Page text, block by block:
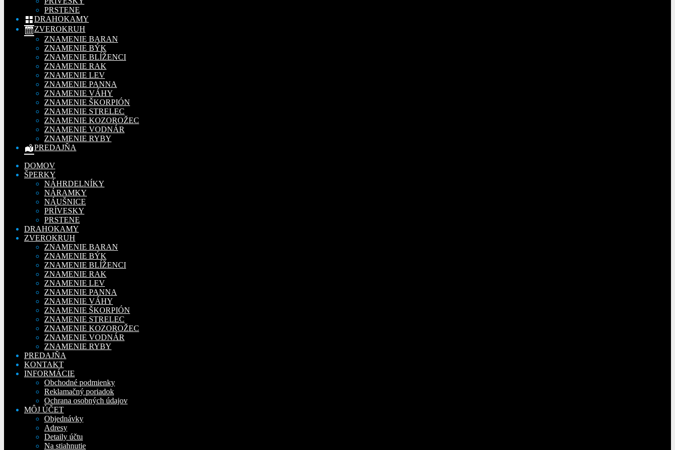
PRSTENE
DRAHOKAMY
ZVEROKRUH
ZNAMENIE BARAN
ZNAMENIE BÝK
ZNAMENIE BLÍŽENCI
ZNAMENIE RAK
ZNAMENIE LEV
ZNAMENIE PANNA
ZNAMENIE VÁHY
ZNAMENIE ŠKORPIÓN
ZNAMENIE STRELEC
ZNAMENIE KOZOROŽEC
ZNAMENIE VODNÁR
ZNAMENIE RYBY
PREDAJŇA
DOMOV
ŠPERKY
NÁHRDELNÍKY
NÁRAMKY
NÁUŠNICE
PRÍVESKY
PRSTENE
DRAHOKAMY
ZVEROKRUH
ZNAMENIE BARAN
ZNAMENIE BÝK
ZNAMENIE BLÍŽENCI
ZNAMENIE RAK
ZNAMENIE LEV
ZNAMENIE PANNA
ZNAMENIE VÁHY
ZNAMENIE ŠKORPIÓN
ZNAMENIE STRELEC
ZNAMENIE KOZOROŽEC
ZNAMENIE VODNÁR
ZNAMENIE RYBY
PREDAJŇA
KONTAKT
INFORMÁCIE
Obchodné podmienky
Reklamačný poriadok
Ochrana osobných údajov
MÔJ ÚČET
Objednávky
Adresy
Detaily účtu
Na stiahnutie